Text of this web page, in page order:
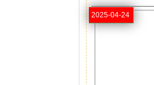
2025-04-24